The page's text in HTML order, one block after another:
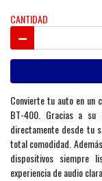
CANTIDAD
Convierte tu auto en un
BT-400. Gracias a su
directamente desde tu
total comodidad.
dispositivos siempre
experiencia de audio